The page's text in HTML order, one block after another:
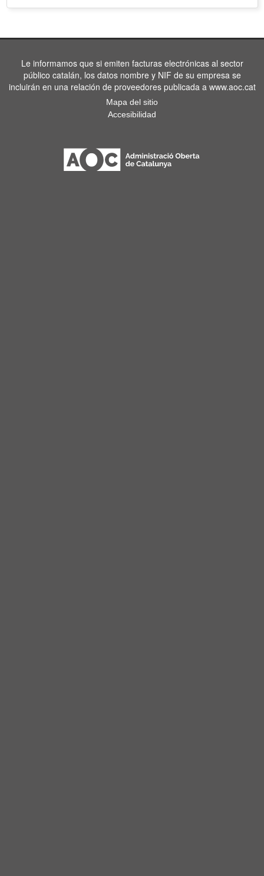
Le informamos que si emiten facturas electrónicas al sector
público catalán, los datos nombre y NIF de su empresa se
incluirán en una relación de proveedores publicada a www.aoc.cat
Mapa del sitio
Accesibilidad